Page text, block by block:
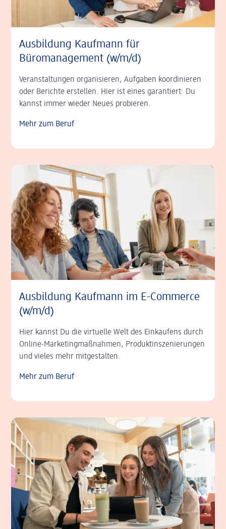
Ausbildung Kaufmann für
Büromanagement (w/m/d)
Veranstaltungen organisieren, Aufgaben koordinieren
oder Berichte erstellen. Hier ist eines garantiert: Du
kannst immer wieder Neues probieren.
Mehr zum Beruf
Ausbildung Kaufmann im E-Commerce
(w/m/d)
Hier kannst Du die virtuelle Welt des Einkaufens durch
Online-Marketing­maßnahmen, Produkt­inszenie­rungen
und vieles mehr mitgestalten.
Mehr zum Beruf